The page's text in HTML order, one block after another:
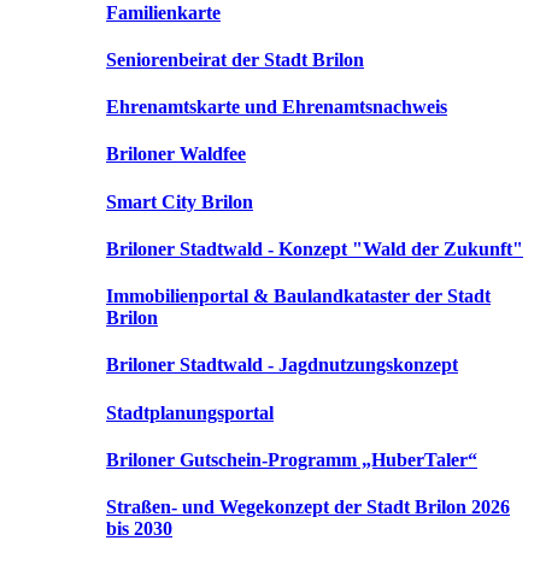
Familienkarte
Seniorenbeirat der Stadt Brilon
Ehrenamtskarte und Ehrenamtsnachweis
Briloner Waldfee
Smart City Brilon
Briloner Stadtwald - Konzept "Wald der Zukunft"
Immobilienportal & Baulandkataster der Stadt
Brilon
Briloner Stadtwald - Jagdnutzungskonzept
Stadtplanungsportal
Briloner Gutschein-Programm „HuberTaler“
Straßen- und Wegekonzept der Stadt Brilon 2026
bis 2030